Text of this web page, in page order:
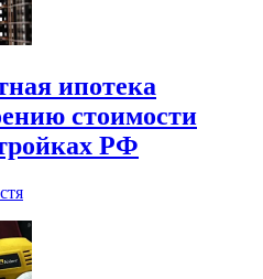
ипотека
стоимости
РФ